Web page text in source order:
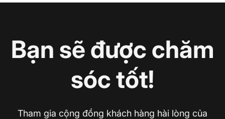
Bạn sẽ được chăm
sóc tốt!
Tham gia cộng đồng khách hàng hài lòng của